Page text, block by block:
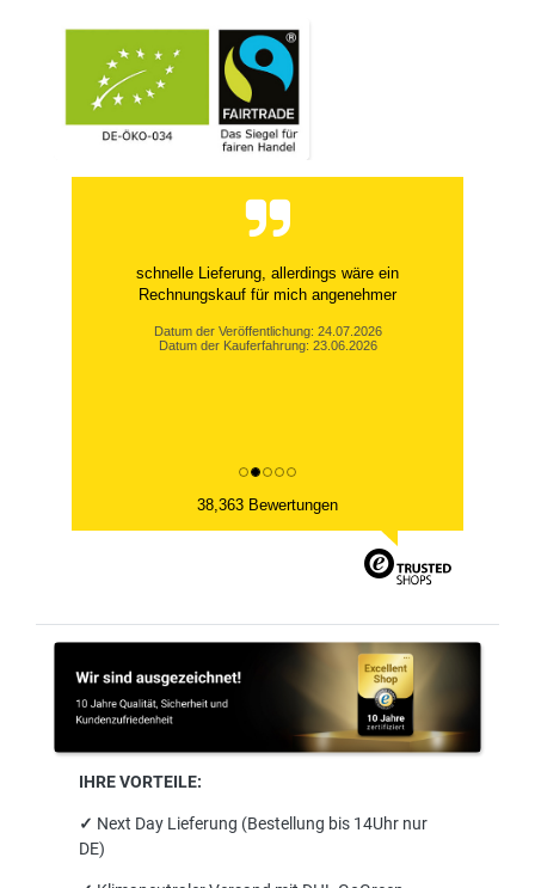
schnelle Lieferung, allerdings wäre ein
Rechnungskauf für mich angenehmer
Datum der Veröffentlichung: 24.07.2026
Datum der Kauferfahrung: 23.06.2026
38,363 Bewertungen
IHRE VORTEILE:
✓ Next Day Lieferung (Bestellung bis 14Uhr nur
DE)